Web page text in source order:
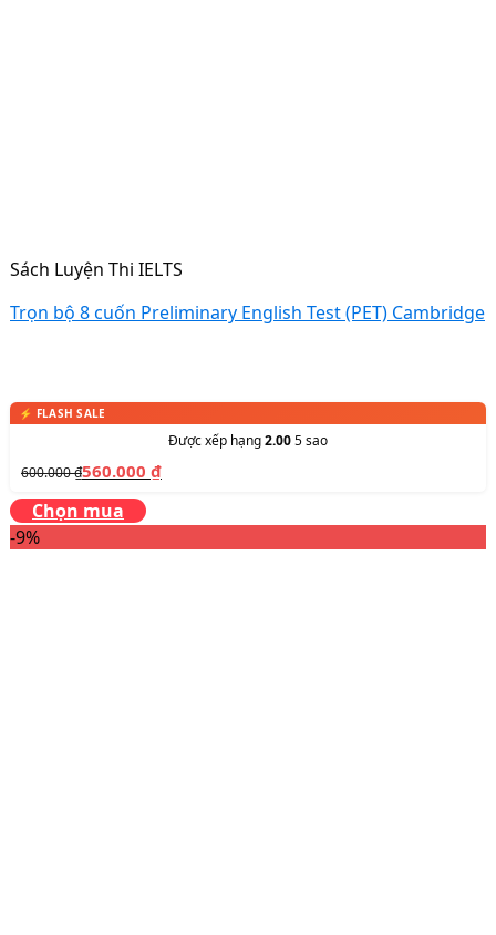
Sách Luyện Thi IELTS
Trọn bộ 8 cuốn Preliminary English Test (PET) Cambridge
Được xếp hạng2.005 sao
600.000₫560.000 ₫
Chọn mua
-9%